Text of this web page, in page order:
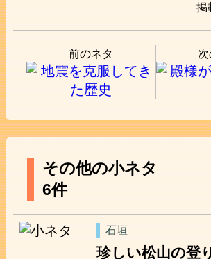
掲
前のネタ
その他の小ネタ
6件
石垣
珍しい松山の登